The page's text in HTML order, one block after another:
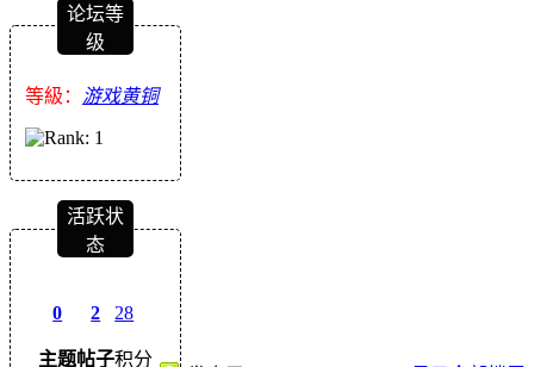
论坛等
级
等級： 游戏黄铜
活跃状
态
0
主题
2
帖子
28
积分